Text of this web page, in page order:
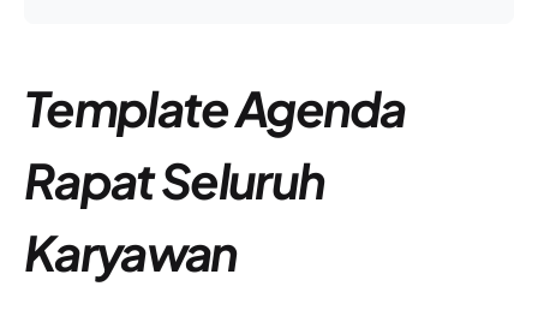
Template Agenda
Rapat Seluruh
Karyawan